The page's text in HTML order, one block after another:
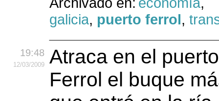
galicia, puerto ferrol,
19:48
12/03/2009
Atraca en el
Ferrol el buque